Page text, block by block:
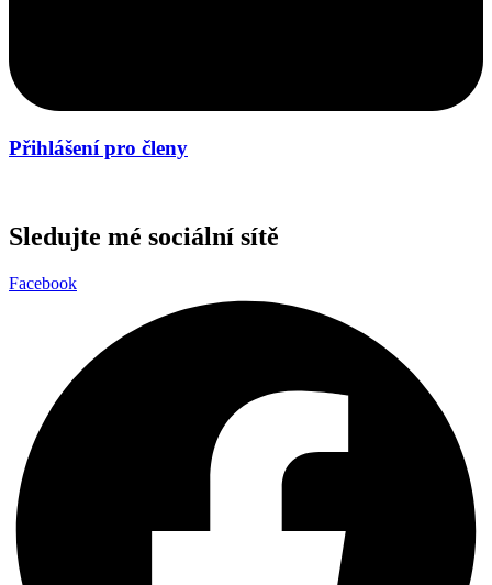
Přihlášení pro členy
Sledujte mé sociální sítě
Facebook